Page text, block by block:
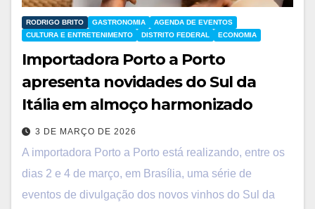
GASTRONOMIA
AGENDA DE EVENTOS
CULTURA E ENTRETENIMENTO
DISTRITO FEDERAL ECONOMIA
RODRIGO BRITO
Importadora Porto a Porto
apresenta novidades do Sul da
Itália em almoço harmonizado
3 DE MARÇO DE 2026
A importadora Porto a Porto está realizando, entre os
dias 2 e 4 de março, em Brasília, uma série de
eventos de divulgação dos novos vinhos do Sul da